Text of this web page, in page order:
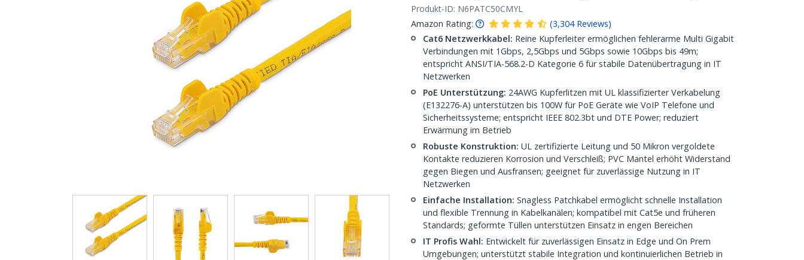
Produkt-ID: N6PATC50CMYL
Amazon Rating:
(3,304 Reviews)
Cat6 Netzwerkkabel: Reine Kupferleiter ermöglichen fehlerarme Multi Gigabit
Verbindungen mit 1Gbps, 2,5Gbps und 5Gbps sowie 10Gbps bis 49m;
entspricht ANSI/TIA-568.2-D Kategorie 6 für stabile Datenübertragung in IT
Netzwerken
PoE Unterstützung: 24AWG Kupferlitzen mit UL klassifizierter Verkabelung
(E132276-A) unterstützen bis 100W für PoE Geräte wie VoIP Telefone und
Sicherheitssysteme; entspricht IEEE 802.3bt und DTE Power; reduziert
Erwärmung im Betrieb
Robuste Konstruktion: UL zertifizierte Leitung und 50 Mikron vergoldete
Kontakte reduzieren Korrosion und Verschleiß; PVC Mantel erhöht Widerstand
gegen Biegen und Ausfransen; geeignet für zuverlässige Nutzung in IT
Netzwerken
Einfache Installation: Snagless Patchkabel ermöglicht schnelle Installation
und flexible Trennung in Kabelkanälen; kompatibel mit Cat5e und früheren
Standards; geformte Tüllen unterstützen Einsatz in engen Bereichen
IT Profis Wahl: Entwickelt für zuverlässigen Einsatz in Edge und On Prem
Umgebungen; unterstützt stabile Integration und kontinuierlichen Betrieb in